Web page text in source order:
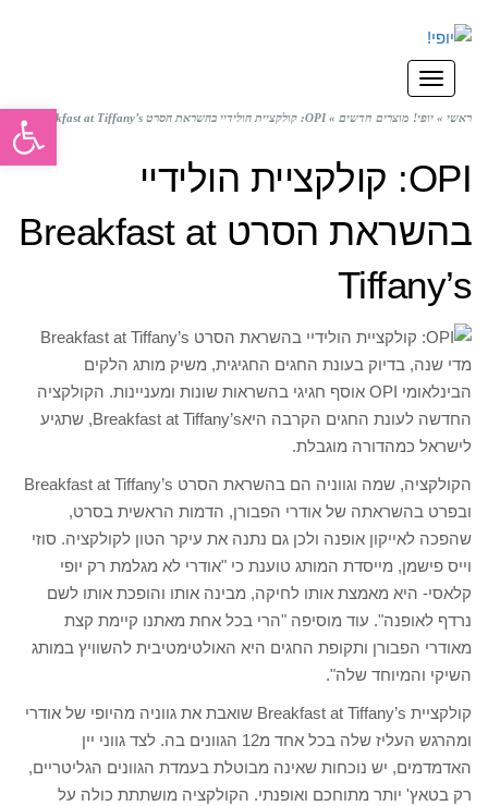
תפריט
ראשי » יופי! מוצרים חדשים » OPI: קולקציית הולידיי בהשראת הסרט Breakfast at Tiffany’s
OPI: קולקציית הולידיי
בהשראת הסרט Breakfast at
Tiffany’s
מדי שנה, בדיוק בעונת החגים החגיגית, משיק מותג הלקים
הבינלאומי OPI אוסף חגיגי בהשראות שונות ומעניינות. הקולקציה
החדשה לעונת החגים הקרבה היאBreakfast at Tiffany’s, שתגיע
לישראל כמהדורה מוגבלת.
הקולקציה, שמה וגווניה הם בהשראת הסרט Breakfast at Tiffany’s
ובפרט בהשראתה של אודרי הפבורן, הדמות הראשית בסרט,
שהפכה לאייקון אופנה ולכן גם נתנה את עיקר הטון לקולקציה. סוזי
וייס פישמן, מייסדת המותג טוענת כי "אודרי לא מגלמת רק יופי
קלאסי- היא מאמצת אותו לחיקה, מבינה אותו והופכת אותו לשם
נרדף לאופנה". עוד מוסיפה "הרי בכל אחת מאתנו קיימת קצת
מאודרי הפבורן ותקופת החגים היא האולטימטיבית להשוויץ במותג
השיקי והמיוחד שלה".
קולקציית Breakfast at Tiffany’s שואבת את גווניה מהיופי של אודרי
ומהרגש העליז שלה בכל אחד מ12 הגוונים בה. לצד גווני יין
האדמדמים, יש נוכחות שאינה מבוטלת בעמדת הגוונים הגליטריים,
רק בטאץ' יותר מתוחכם ואופנתי. הקולקציה מושתתת כולה על
פתח